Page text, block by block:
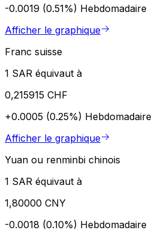
-0.0019 (0.51%) Hebdomadaire
Afficher le graphique
Franc suisse
1 SAR équivaut à
0,215915 CHF
+0.0005 (0.25%) Hebdomadaire
Afficher le graphique
Yuan ou renminbi chinois
1 SAR équivaut à
1,80000 CNY
-0.0018 (0.10%) Hebdomadaire